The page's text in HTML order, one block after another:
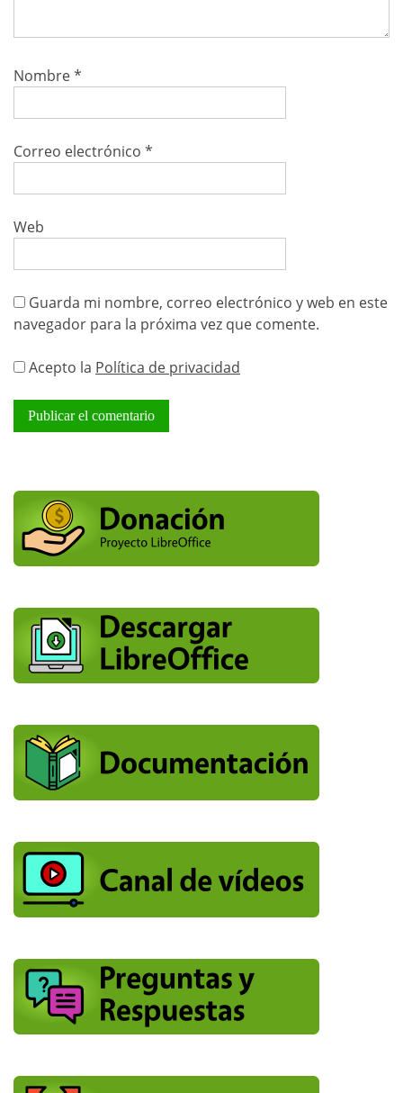
Nombre*
Correo electrónico *
Web
Guarda mi nombre, correo electrónico y web en este
navegador para la próxima vez que comente.
Acepto la Política de privacidad